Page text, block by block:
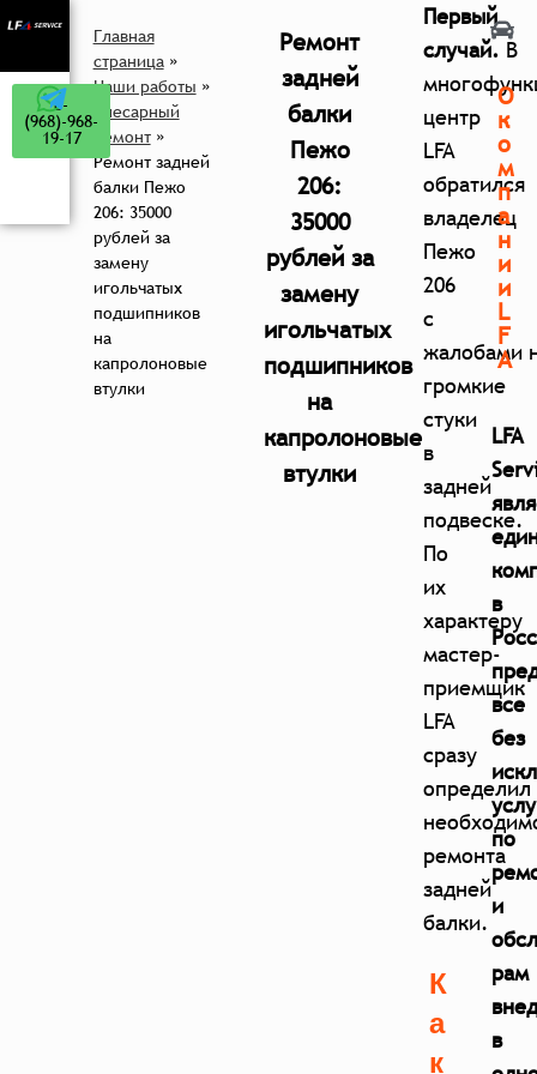
8-
(968)-968-
19-17
Главная
страница»
Наши работы »
Слесарный
ремонт»
Ремонт задней
балки Пежо
206: 35000
рублей за
замену
игольчатых
подшипников
на
капролоновые
втулки
Ремонт
задней
балки
Пежо
206:
35000
рублей за
замену
игольчатых
подшипников
на
капролоновые
втулки
Первый
случай. В
центр
LFA
обратился
владелец
Пежо
206
с
жалобами
громкие
стуки
в
задней
подвеске.
По
их
характеру
мастер-
приемщик
LFA
сразу
определил
ремонта
задней
балки.
К
а
к
О
к
о
м
п
а
н
и
и
L
F
A
LFA
в
все
без
по
и
рам
в